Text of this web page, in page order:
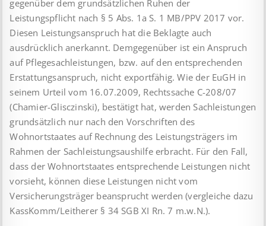
gegenüber dem grundsätzlichen Ruhen der
Leistungspflicht nach § 5 Abs. 1a S. 1 MB/PPV 2017 vor.
Diesen Leistungsanspruch hat die Beklagte auch
ausdrücklich anerkannt. Demgegenüber ist ein Anspruch
auf Pflegesachleistungen, bzw. auf den entsprechenden
Erstattungsanspruch, nicht exportfähig. Wie der EuGH in
seinem Urteil vom 16.07.2009, Rechtssache C-208/07
(Chamier-Glisczinski), bestätigt hat, werden Sachleistungen
grundsätzlich nur nach den Vorschriften des
Wohnortstaates auf Rechnung des Leistungsträgers im
Rahmen der Sachleistungsaushilfe erbracht. Für den Fall,
dass der Wohnortstaates entsprechende Leistungen nicht
vorsieht, können diese Leistungen nicht vom
Versicherungsträger beansprucht werden (vergleiche dazu
KassKomm/Leitherer § 34 SGB XI Rn. 7 m.w.N.).